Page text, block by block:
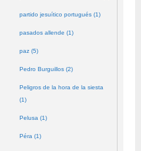
partido jesuítico portugués (1)
pasados allende (1)
paz (5)
Pedro Burguillos (2)
Peligros de la hora de la siesta
(1)
Pelusa (1)
Péra (1)